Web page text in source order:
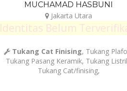
MUCHAMAD HASBUNI
Jakarta Utara
Identitas Belum
Tukang Cat Finising, Tukang
Tukang Pasang Keramik, Tukang
Tukang Cat/finising,